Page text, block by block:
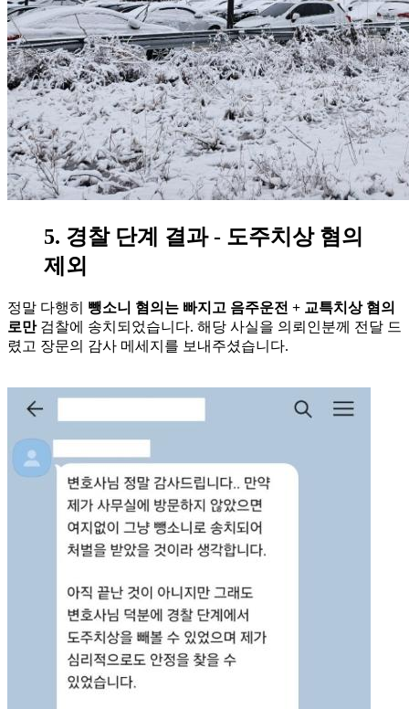
5. 경찰 단계 결과 - 도주치상 혐의
제외
정말 다행히 뺑소니 혐의는 빠지고 음주운전 + 교특치상 혐의
로만검찰에 송치되었습니다. 해당 사실을 의뢰인분께 전달 드
렸고 장문의 감사 메세지를 보내주셨습니다.